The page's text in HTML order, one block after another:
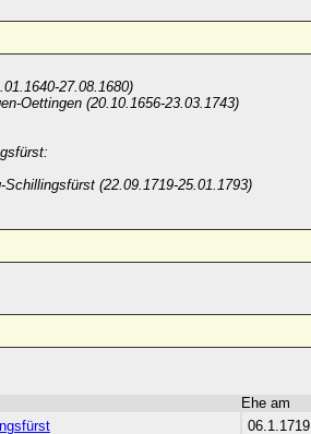
27.08.1680)
Oettingen (20.10.1656-23.03.1743)
(22.09.1719-25.01.1793)
Ehe am
06.1.1719